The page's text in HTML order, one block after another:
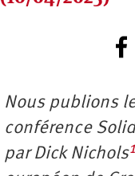
Nous publions
conférence
par Dick Nichols1